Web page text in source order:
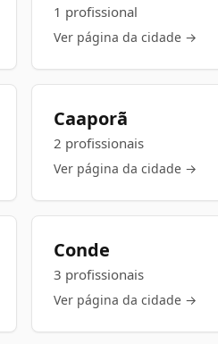
1 profissional
Ver página da cidade →
Caaporã
2 profissionais
Ver página da cidade →
Conde
3 profissionais
Ver página da cidade →